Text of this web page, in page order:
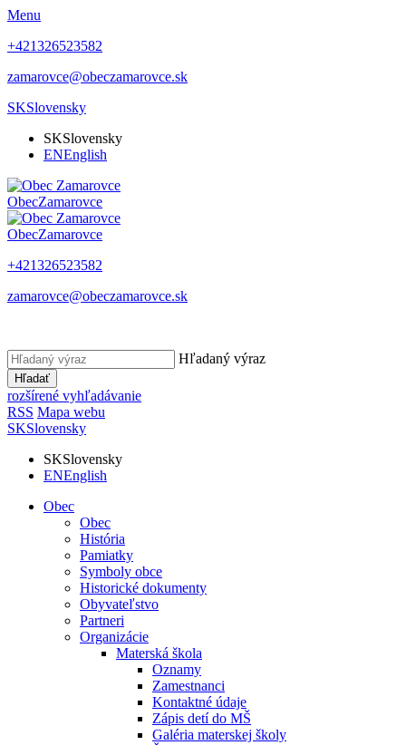
Menu
+421326523582
zamarovce@obeczamarovce.sk
SKSlovensky
SKSlovensky
ENEnglish
ObecZamarovce
ObecZamarovce
+421326523582
zamarovce@obeczamarovce.sk
Hľadaný výraz
Hľadať
rozšírené vyhľadávanie
RSS Mapa webu
SKSlovensky
SKSlovensky
ENEnglish
Obec
Obec
História
Pamiatky
Symboly obce
Historické dokumenty
Obyvateľstvo
Partneri
Organizácie
Materská škola
Oznamy
Zamestnanci
Kontaktné údaje
Zápis detí do MŠ
Galéria materskej školy